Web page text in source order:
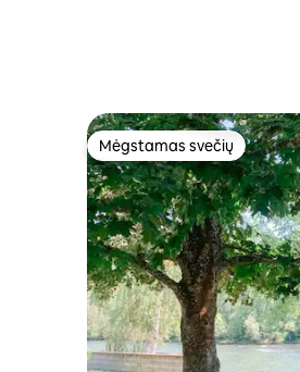
Mėgstamas svečių
Mėgstamas svečių